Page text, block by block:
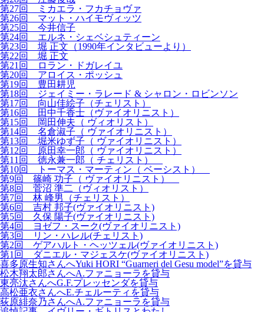
第27回 ミカエラ・フカチョヴァ
第26回 マット・ハイモヴィッツ
第25回 今井信子
第24回 エルネ・シェベシュティーン
第23回 堀 正文（1990年インタビューより）
第22回 堀 正文
第21回 ロラン・ドガレイユ
第20回 アロイス・ポッシュ
第19回 豊田耕児
第18回 ジェイミー・ラレード & シャロン・ロビンソン
第17回 向山佳絵子（チェリスト）
第16回 田中千香士（ヴァイオリニスト）
第15回 岡田伸夫（ ヴィオリスト）
第14回 名倉淑子（ ヴァイオリニスト）
第13回 堀米ゆず子（ ヴァイオリニスト）
第12回 原田幸一郎（ ヴァイオリニスト）
第11回 徳永兼一郎（ チェリスト）
第10回 トーマス・マーティン（ ベーシスト）
第9回 篠崎 功子（ ヴァイオリニスト）
第8回 菅沼 準二（ヴィオリスト）
第7回 林 峰男（チェリスト）
第6回 吉村 邦子(ヴァイオリニスト)
第5回 久保 陽子(ヴァイオリニスト)
第4回 ヨゼフ・スーク(ヴァイオリニスト)
第3回 リン・ハレル(チェリスト)
第2回 ゲアハルト・ヘッツェル(ヴァイオリニスト)
第1回 ダニエル・マジェスケ(ヴァイオリニスト)
喜多原生知さんへYuki HORI “Guarneri del Gesu model”を貸与
松木翔太郎さんへA.ファニョーラを貸与
東亮汰さんへG.F.プレッセンダを貸与
高松亜衣さんへE.チェルーティを貸与
荻原緋奈乃さんへA.ファニョーラを貸与